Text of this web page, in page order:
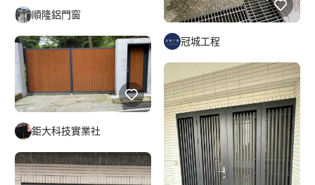
順隆鋁門窗
鉅大科技實業社
冠城工程